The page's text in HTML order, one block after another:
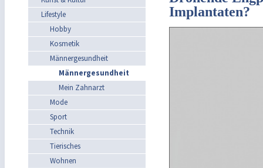
Lifestyle
Hobby
Kosmetik
Männergesundheit
Männergesundheit
Mein Zahnarzt
Mode
Sport
Technik
Tierisches
Wohnen
Implantaten?